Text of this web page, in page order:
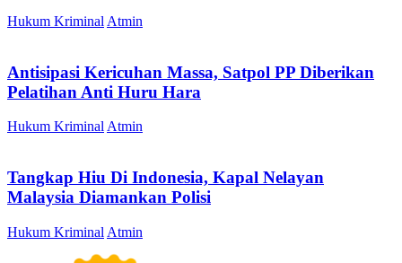
Hukum Kriminal Atmin
Antisipasi Kericuhan Massa, Satpol PP Diberikan
Pelatihan Anti Huru Hara
Hukum Kriminal Atmin
Tangkap Hiu Di Indonesia, Kapal Nelayan
Malaysia Diamankan Polisi
Hukum Kriminal Atmin